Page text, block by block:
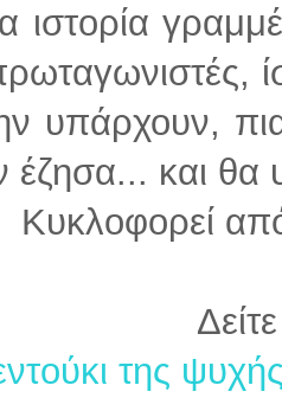
ιστορία
υπάρχουν,
έζησα... και
Κυκλοφορεί
της